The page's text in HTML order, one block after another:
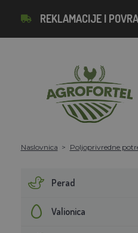
REKLAMACIJE I
Naslovnica Poljoprivredne
Perad
Valionica